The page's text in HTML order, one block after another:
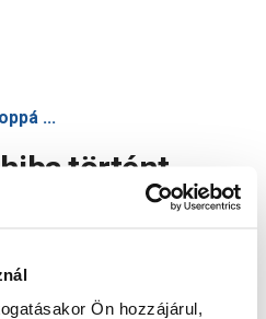
Ön hozzájárul,
...
történt
újratöltése